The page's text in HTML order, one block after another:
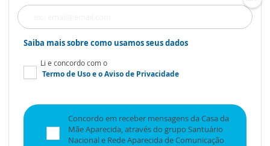
Saiba mais sobre como usamos seus dados
Li e concordo com o
Termo de Usoe oAviso de Privacidade
Concordo em receber mensagens da Casa da
Mãe Aparecida, através do grupo Santuário
Nacional e Rede Aparecida de Comunicação